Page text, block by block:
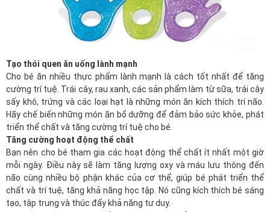
Tạo thói quen ăn uống lành mạnh
Cho bé ăn nhiều thực phẩm lành mạnh là cách tốt nhất để tăng
cường trí tuệ. Trái cây, rau xanh, các sản phẩm làm từ sữa, trái cây
sấy khô, trứng và các loại hạt là những món ăn kích thích trí não.
Hãy chế biến những món ăn bổ dưỡng để đảm bảo sức khỏe, phát
triển thể chất và tăng cường trí tuệ cho bé.
Tăng cường hoạt động thể chất
Bạn nên cho bé tham gia các hoạt động thể chất ít nhất một giờ
mỗi ngày. Điều này sẽ làm tăng lượng oxy và máu lưu thông đến
não cùng nhiều bộ phận khác của cơ thể, giúp bé phát triển thể
chất và trí tuệ, tăng khả năng học tập. Nó cũng kích thích bé sáng
tạo, tập trung và thúc đẩy khả năng tư duy.